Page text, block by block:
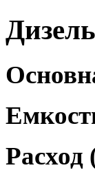
Расход